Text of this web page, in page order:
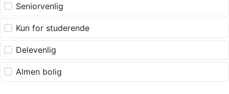
Seniorvenlig
Kun for studerende
Delevenlig
Almen bolig